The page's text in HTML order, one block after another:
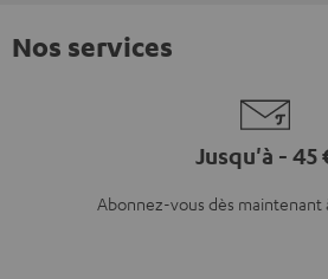
Nos services
Jusqu'à - 45
Abonnez-vous dès maintenant